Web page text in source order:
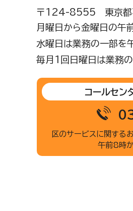
〒124-8555 東京都
月曜日から金曜日の
水曜日は業務の一部を
毎月1回日曜日は業務
コールセン
区のサービスに関する
午前8時